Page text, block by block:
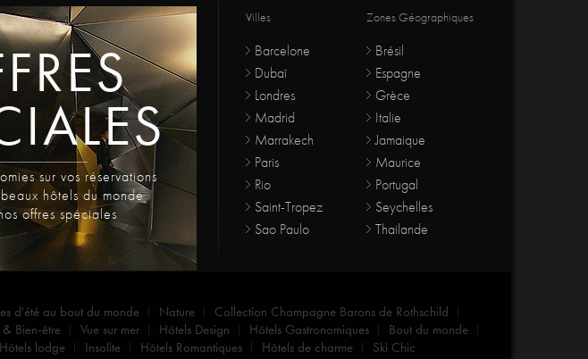
sur vos réservations
hôtels du monde
offres spéciales
Villes
Barcelone
Dubaï
Londres
Madrid
Marrakech
Paris
Rio
Saint-Tropez
Sao Paulo
Zones Géographiques
Brésil
Espagne
Grèce
Italie
Jamaique
Maurice
Portugal
Seychelles
Thailande
d'été au bout du monde Nature
Collection Champagne Barons de Rothschild
Bien-être Vue sur mer Hôtels Design Hôtels Gastronomiques
Bout du monde
Hôtels lodge Insolite Hôtels Romantiques Hôtels de charme
Ski Chic